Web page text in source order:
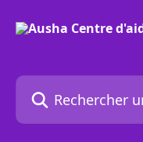
Rechercher un article...